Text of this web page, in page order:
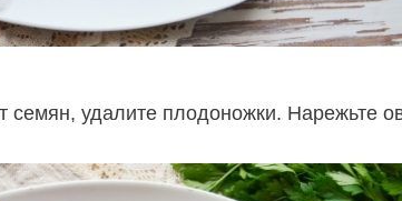
семян, удалите плодоножки. Нарежьте